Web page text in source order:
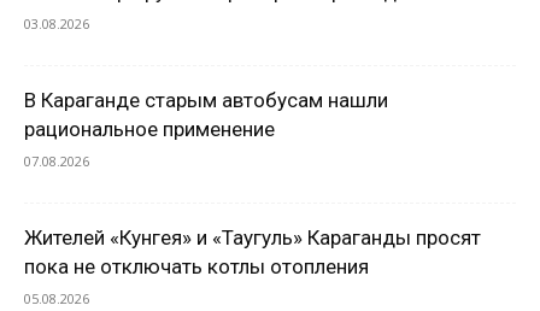
03.08.2026
В Караганде старым автобусам нашли
рациональное применение
07.08.2026
Жителей «Кунгея» и «Таугуль» Караганды просят
пока не отключать котлы отопления
05.08.2026